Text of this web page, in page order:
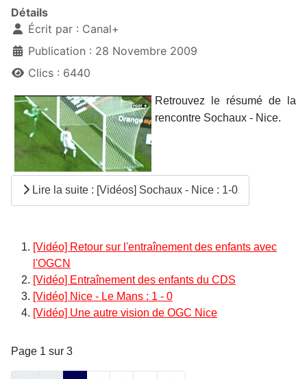
Détails
Écrit par : Canal+
Publication : 28 Novembre 2009
Clics : 6440
Retrouvez le résumé de la
rencontre Sochaux - Nice.
Lire la suite : [Vidéos] Sochaux - Nice : 1-0
[Vidéo] Retour sur l'entraînement des enfants avec
l'OGCN
[Vidéo] Entraînement des enfants du CDS
[Vidéo] Nice - Le Mans : 1 - 0
[Vidéo] Une autre vision de OGC Nice
Page 1 sur 3